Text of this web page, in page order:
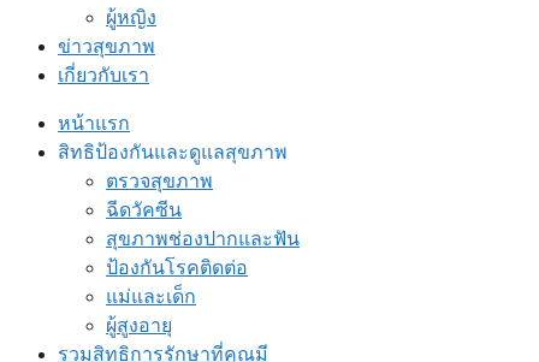
ผู้หญิง
ข่าวสุขภาพ
เกี่ยวกับเรา
หน้าแรก
สิทธิป้องกันและดูแลสุขภาพ
ตรวจสุขภาพ
ฉีดวัคซีน
สุขภาพช่องปากและฟัน
ป้องกันโรคติดต่อ
แม่และเด็ก
ผู้สูงอายุ
รวมสิทธิการรักษาที่คุณมี